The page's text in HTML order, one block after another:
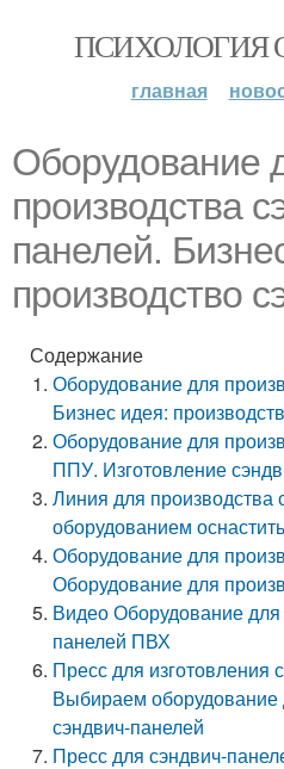
главная
Оборудование
производства
панелей.
производство
Содержание
Оборудование для
Бизнес идея:
Оборудование для
ППУ. Изготовление
Линия для производства
оборудованием
Оборудование для
Оборудование для
Видео Оборудование для
панелей ПВХ
Пресс для изготовления
Выбираем оборудование
сэндвич-панелей
Пресс для сэндвич-